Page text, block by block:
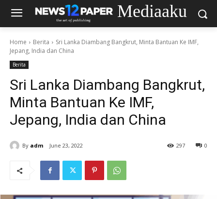
Mediaaku
Home Berita
Sri Lanka Diambang Bangkrut, Minta Bantuan Ke IMF,
Jepang, India dan China
Berita
Sri Lanka Diambang Bangkrut,
Minta Bantuan Ke IMF,
Jepang, India dan China
By adm June 23, 2022 0
297